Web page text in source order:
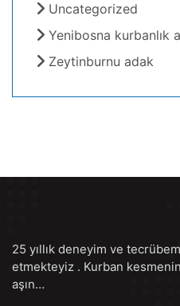
Uncategorized
Yenibosna kurbanlık
Zeytinburnu adak
25 yıllık deneyim ve
etmekteyiz . Kurban
aşın…